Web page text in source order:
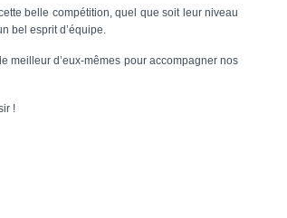
belle compétition, quel que soit leur niveau
bel esprit d’équipe.
meilleur d’eux-mêmes pour accompagner nos
!